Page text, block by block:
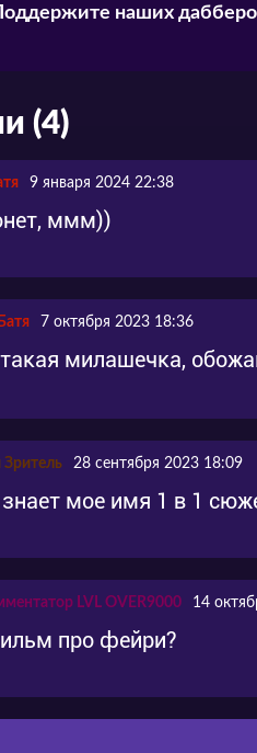
наших
(4)
9 января 2024 22:38
ммм))
7 октября 2023 18:36
милашечка,
Зритель 28 сентября 2023 18:09
мое имя 1 в 1
LVL OVER9000 14
про фейри?